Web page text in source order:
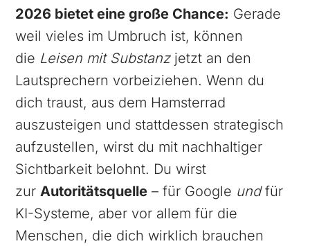
2026 bietet eine große Chance: Gerade
weil vieles im Umbruch ist, können
die Leisen mit Substanzjetzt an den
Lautsprechern vorbeiziehen. Wenn du
dich traust, aus dem Hamsterrad
auszusteigen und stattdessen strategisch
aufzustellen, wirst du mit nachhaltiger
Sichtbarkeit belohnt. Du wirst
zurAutoritätsquelle – für Google undfür
KI-Systeme, aber vor allem für die
Menschen, die dich wirklich brauchen